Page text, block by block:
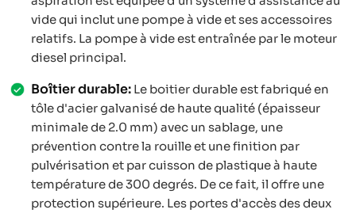
vide qui inclut une pompe à vide et ses accessoires
relatifs. La pompe à vide est entraînée par le moteur
diesel principal.
Boîtier durable: Le boitier durable est fabriqué en
tôle d'acier galvanisé de haute qualité (épaisseur
minimale de 2.0 mm) avec un sablage, une
prévention contre la rouille et une finition par
pulvérisation et par cuisson de plastique à haute
température de 300 degrés. De ce fait, il offre une
protection supérieure. Les portes d'accès des deux